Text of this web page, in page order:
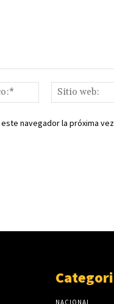
Correo
electrónico:*
navegador la próxima
NACIONAL